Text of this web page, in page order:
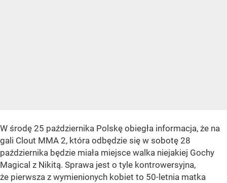
W środę 25 października Polskę obiegła informacja, że na
gali Clout MMA 2, która odbędzie się w sobotę 28
października będzie miała miejsce walka niejakiej Gochy
Magical z Nikitą. Sprawa jest o tyle kontrowersyjna,
że pierwsza z wymienionych kobiet to 50-letnia matka